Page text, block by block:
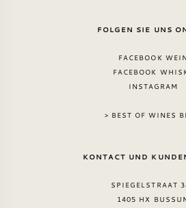
FOLGEN SIE UNS
FACEBOOK WEIN
FACEBOOK
INSTAGRAM
> BEST OF WINES
KONTACT UND
SPIEGELSTRAAT
1405 HX